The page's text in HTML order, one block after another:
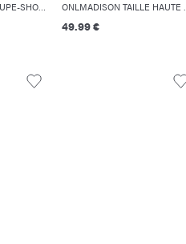
ONLMIST-YASMINE JUPE-SHORT
49.99 €